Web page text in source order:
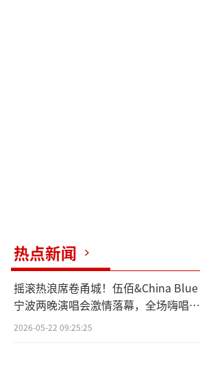
热点新闻
摇滚热浪席卷甬城！伍佰&China Blue
宁波两晚演唱会激情落幕，全场嗨唱氛
围炸裂
2026-05-22 09:25:25